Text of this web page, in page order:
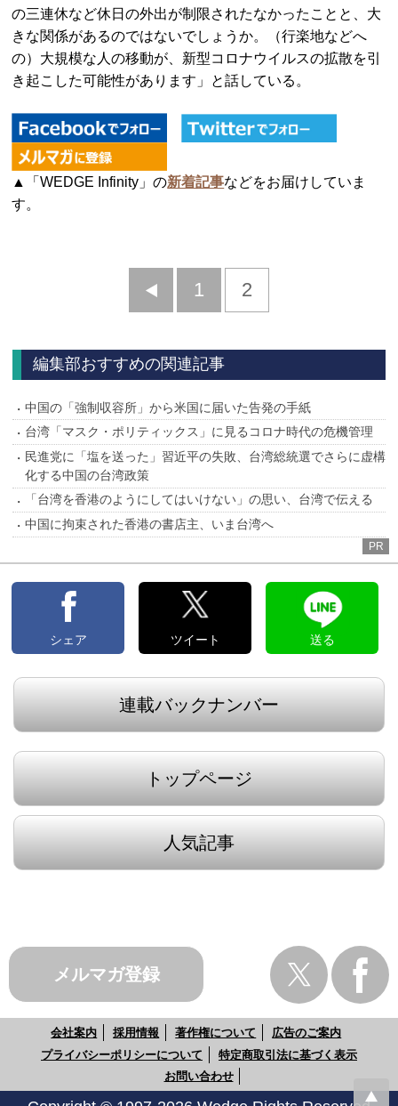
の三連休など休日の外出が制限されたなかったことと、大
きな関係があるのではないでしょうか。（行楽地などへ
の）大規模な人の移動が、新型コロナウイルスの拡散を引
き起こした可能性があります」と話している。
▲「WEDGE Infinity」の新着記事などをお届けしていま
す。
前
1 2
編集部おすすめの関連記事
中国の「強制収容所」から米国に届いた告発の手紙
台湾「マスク・ポリティックス」に見るコロナ時代の危機管理
民進党に「塩を送った」習近平の失敗、台湾総統選でさらに虚構
化する中国の台湾政策
「台湾を香港のようにしてはいけない」の思い、台湾で伝える
中国に拘束された香港の書店主、いま台湾へ
PR
シェア ツイート 送る
連載バックナンバー
トップページ
人気記事
メルマガ登録
会社案内 採用情報 著作権について
広告のご案内
プライバシーポリシーについて
特定商取引法に基づく表示
お問い合わせ